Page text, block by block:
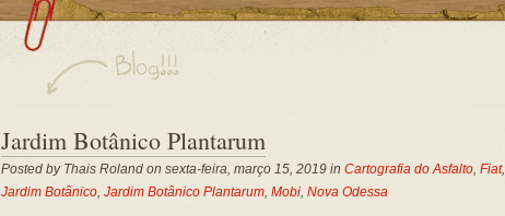
Jardim Botânico Plantarum
Posted by Thais Rolandon sexta-feira, março 15, 2019 in Cartografia do Asfalto, Fiat,
Jardim Botânico, Jardim Botânico Plantarum, Mobi, Nova Odessa